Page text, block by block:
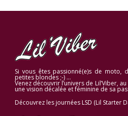
Si vous êtes passionné(e)s de moto,
petites blondes ;-) …
Venez découvrir l’univers de Lil’Viber,
une vision décalée et féminine de sa
Découvrez les journées LSD (Lil Starter